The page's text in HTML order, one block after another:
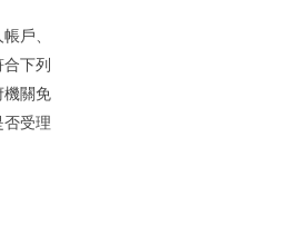
戶、
下列
關免
受理